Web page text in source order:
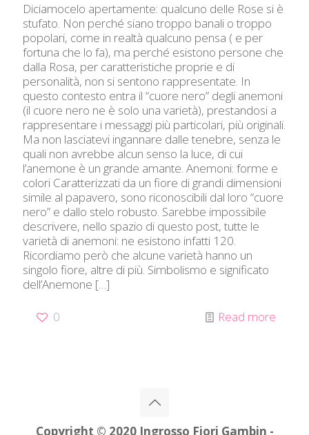
Diciamocelo apertamente: qualcuno delle Rose si è
stufato. Non perché siano troppo banali o troppo
popolari, come in realtà qualcuno pensa ( e per
fortuna che lo fa), ma perché esistono persone che
dalla Rosa, per caratteristiche proprie e di
personalità, non si sentono rappresentate. In
questo contesto entra il “cuore nero” degli anemoni
(il cuore nero ne è solo una varietà), prestandosi a
rappresentare i messaggi più particolari, più originali.
Ma non lasciatevi ingannare dalle tenebre, senza le
quali non avrebbe alcun senso la luce, di cui
l’anemone è un grande amante. Anemoni: forme e
colori Caratterizzati da un fiore di grandi dimensioni
simile al papavero, sono riconoscibili dal loro “cuore
nero” e dallo stelo robusto. Sarebbe impossibile
descrivere, nello spazio di questo post, tutte le
varietà di anemoni: ne esistono infatti 120.
Ricordiamo però che alcune varietà hanno un
singolo fiore, altre di più. Simbolismo e significato
dell’Anemone […]
0 Read more
Copyright © 2020 Ingrosso Fiori Gambin -